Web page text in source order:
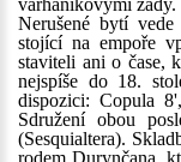
varhaníkovými zády.
Nerušené bytí
stojící na empoře
staviteli ani o čase,
nejspíše do 18.
dispozici: Copula
Sdružení obou
(Sesquialtera).
rodem Durynčana,